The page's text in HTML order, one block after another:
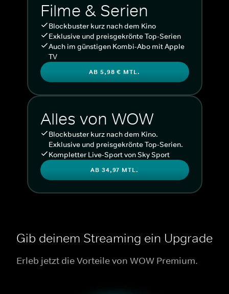
Filme & Serien
Blockbuster kurz nach dem Kino
Exklusive und preisgekrönte Top-Serien
Auch im günstigen Kombi-Abo mit Apple
TV
AB 5,98 € MTL.
Alles von WOW
Blockbuster kurz nach dem Kino.
Exklusive und preisgekrönte Top-Serien.
Kompletter Live-Sport von Sky Sport
AB 34,97 MTL.
Gib deinem Streaming ein Upgrade
Erleb jetzt die Vorteile von WOW Premium.